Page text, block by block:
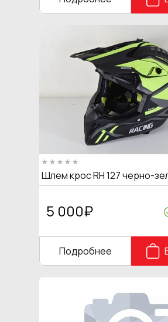
Шлем крос RH 127 черно-
5 000₽
Подробнее